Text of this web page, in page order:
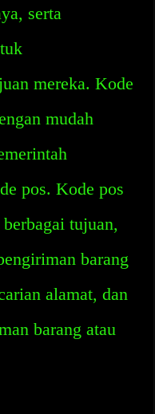
serta
mereka. Kode
mudah
pos. Kode pos
tujuan,
barang
alamat, dan
barang atau